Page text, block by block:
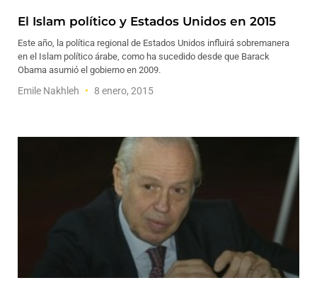
El Islam político y Estados Unidos en 2015
Este año, la política regional de Estados Unidos influirá sobremanera
en el Islam político árabe, como ha sucedido desde que Barack
Obama asumió el gobierno en 2009.
Emile Nakhleh 8 enero, 2015